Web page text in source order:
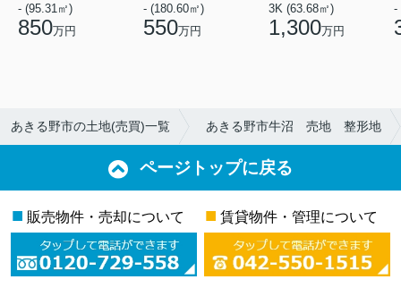
- (95.31㎡)
850万円
- (180.60㎡)
550万円
3K (63.68㎡)
1,300万円
-
あきる野市の土地(売買)一覧 あきる野市牛沼 売地 整形地
ページトップに戻る
■ 販売物件・売却について ■ 賃貸物件・管理について